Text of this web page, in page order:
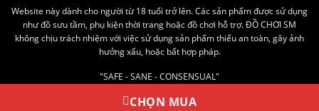
Website này dành cho người từ 18 tuổi trở lên. Các sản phẩm được sử dụng
như đồ sưu tầm, phụ kiện thời trang hoặc đồ chơi hỗ trợ. ĐỒ CHƠI SM
không chịu trách nhiệm với việc sử dụng sản phẩm thiếu an toàn, gây ảnh
hưởng xấu, hoặc bất hợp pháp.
"SAFE - SANE - CONSENSUAL"
CHỌN MUA